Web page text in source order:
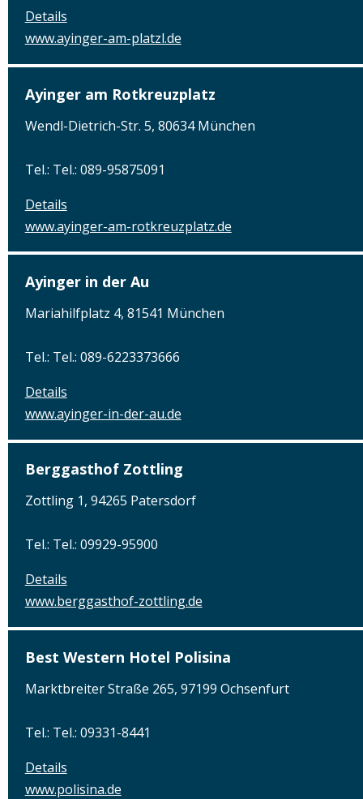
Details
www.ayinger-am-platzl.de
Ayinger am Rotkreuzplatz
Wendl-Dietrich-Str. 5, 80634 München
Tel.: Tel.: 089-95875091
Details
www.ayinger-am-rotkreuzplatz.de
Ayinger in der Au
Mariahilfplatz 4, 81541 München
Tel.: Tel.: 089-6223373666
Details
www.ayinger-in-der-au.de
Berggasthof Zottling
Zottling 1, 94265 Patersdorf
Tel.: Tel.: 09929-95900
Details
www.berggasthof-zottling.de
Best Western Hotel Polisina
Marktbreiter Straße 265, 97199 Ochsenfurt
Tel.: Tel.: 09331-8441
Details
www.polisina.de